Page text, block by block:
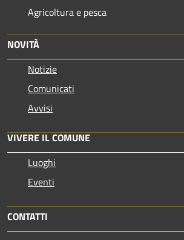
Agricoltura e pesca
NOVITÀ
Notizie
Comunicati
Avvisi
VIVERE IL COMUNE
Luoghi
Eventi
CONTATTI